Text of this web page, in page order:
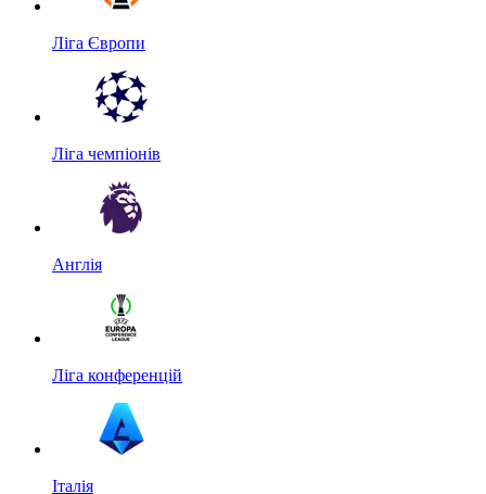
Ліга Європи
Ліга чемпіонів
Англія
Ліга конференцій
Італія